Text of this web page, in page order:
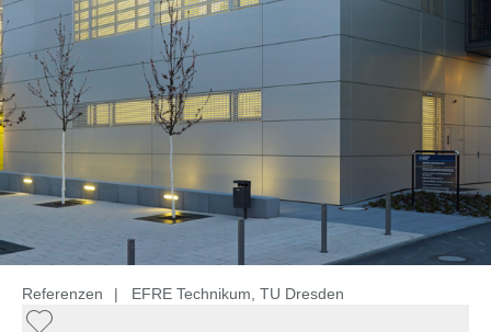
Referenzen | EFRE Technikum, TU Dresden